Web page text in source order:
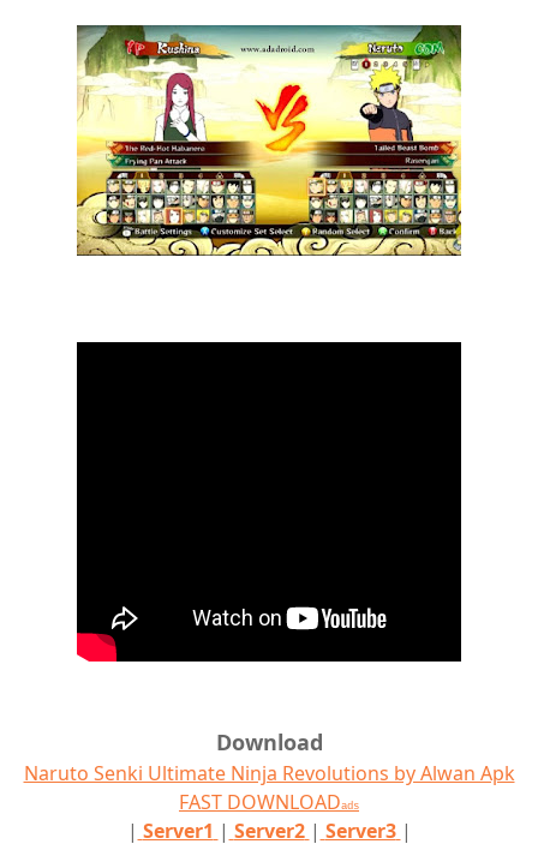
Download
Naruto Senki Ultimate Ninja Revolutions by Alwan Apk
FAST DOWNLOADads
| Server1 | Server2 | Server3 |